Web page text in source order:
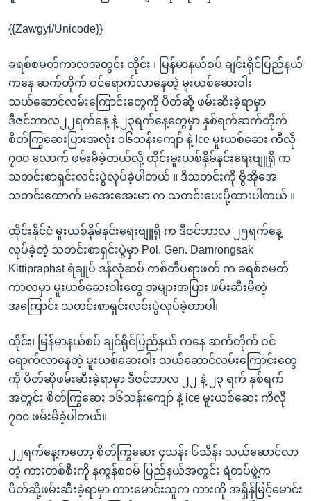
{{Zawgyi/Unicode}}
ခရစ်စမတ်ကာလအတွင်း ထိုင်း ၊ မြန်မာနယ်စပ် ချင်းရိုင်ပြည်နယ်
ကနေ ဆက်တိုက် ဝင်ရောက်လာနေတဲ့ မူးယစ်ဆေးဝါး
သယ်ဆောင်လမ်းကြောင်းတွေကို ပိတ်ဆို့ ဖမ်းဆီးခဲ့ရာမှာ
ဒီဇင်ဘာလ၂၂ရက်နေ့ နဲ့ ၂၃ရက်နေ့တွေမှာ နှစ်ရက်ဆက်တိုက်
စိတ်ကြွဆေးပြားအလုံး ၁၆သန်းကျော် နဲ့ Ice မူးယစ်ဆေး ကီလို
၇၀၀ လောက် ဖမ်းမိခဲ့တယ်လို့ ထိုင်းမူးယစ်နှိမ်နင်းရေးဗျူရို က
သတင်းစာရှင်းလင်းပွဲလုပ်ခဲ့ပါတယ် ။ ဒီသတင်းကို ဗွီအိုအေ
သတင်းထောက် မအေးအေးမာ က သတင်းပေးပို့ထားပါတယ် ။
ထိုင်းနိုင်ငံ မူးယစ်နိုမ်နင်းရေးဗျူရို က ဒီဇင်ဘာလ ၂၅ရက်နေ့
လုပ်ခဲ့တဲ့ သတင်းစာရှင်းပွဲမှာ Pol. Gen. Damrongsak
Kittipraphat ရဲချုပ် ဒန်လုံဆပ် ကစ်တီပရာဖတ် က ခရစ်စမတ်
ကာလမှာ မူးယစ်ဆေးဝါးတွေ အများအပြား ဖမ်းဆီးမိတဲ့
အကြောင်း သတင်းစာရှင်းလင်းပွဲလုပ်ခဲ့တာပါ၊
ထိုင်း၊ မြန်မာနယ်စပ် ချင်ရိုင်ပြည်နယ် ကနေ ဆက်တိုက် ဝင်
ရောက်လာနေတဲ့ မူးယစ်ဆေးဝါး သယ်ဆောင်လမ်းကြောင်းတွေ
ကို ပိတ်ဆိုဖမ်းဆီးခဲ့ရာမှာ ဒီဇင်ဘာလ ၂၂ နဲ့ ၂၃ ရက် နှစ်ရက်
အတွင်း စိတ်ကြွဆေး ၁၆သန်းကျော် နဲ့ ice မူးယစ်ဆေး ကီလို
၇၀၀ ဖမ်းမိခဲ့ပါတယ်။
၂၂ရက်နေ့ကတော့ စိတ်ကြွဆေး ၄သန်း ၆သိန်း သယ်ဆောင်လာ
တဲ့ ကားတစ်စီးကို နကွန်စဝမ် ပြည်နယ်အတွင်း ရဲတပ်ဖွဲ့က
ပိတ်ဆို့ဖမ်းဆီးခဲ့ရာမှာ ကားမောင်းသူက ကားကို အရှိန်မြင့်မောင်း